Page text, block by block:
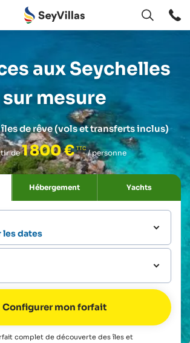
Ouvert
aux Seychelles
sur mesure
îles de rêve(vols et transferts inclus)
de1 800 € / personne
dates
complet de découverte des îles et
Hébergement Yachts